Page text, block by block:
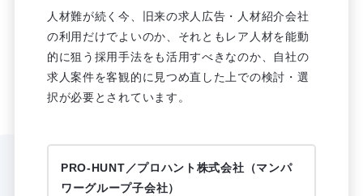
人材難が続く今、旧来の求人広告・人材紹介会社
の利用だけでよいのか、それともレア人材を能動
的に狙う採用手法をも活用すべきなのか、自社の
求人案件を客観的に見つめ直した上での検討・選
択が必要とされています。
PRO-HUNT／プロハント株式会社（マンパ
ワーグループ子会社）